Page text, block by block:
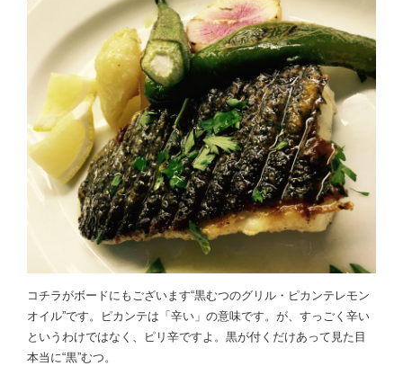
コチラがボードにもございます“黒むつのグリル・ピカンテレモン
オイル”です。ピカンテは「辛い」の意味です。が、すっごく辛い
というわけではなく、ピリ辛ですよ。黒が付くだけあって見た目
本当に“黒”むつ。